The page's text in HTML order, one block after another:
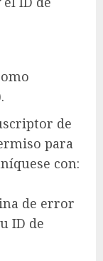
de
para
con:
de error
ID de